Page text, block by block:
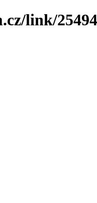
link/25494